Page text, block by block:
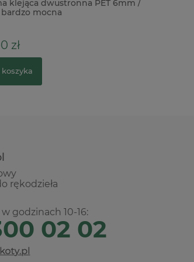
klejąca dwustronna PET 6mm /
mocna
zł
rękodzieła
godzinach 10-16:
02 02